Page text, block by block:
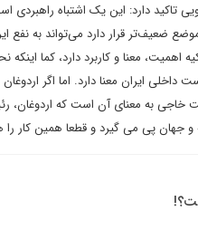
تاکید دارد: این یک اشتباه راهبردی
ضعیف‌تر قرار دارد می‌تواند به نفع
اهمیت، معنا و کاربرد دارد، کما
ایران معنا دارد. اما اگر
خاجی به معنای آن است که
و جهان پی می گیرد و قطعا همین کار